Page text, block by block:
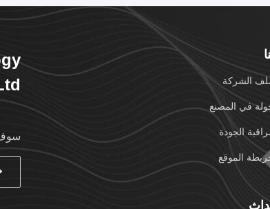
الشركة
في المصنع
الجودة
الموقع